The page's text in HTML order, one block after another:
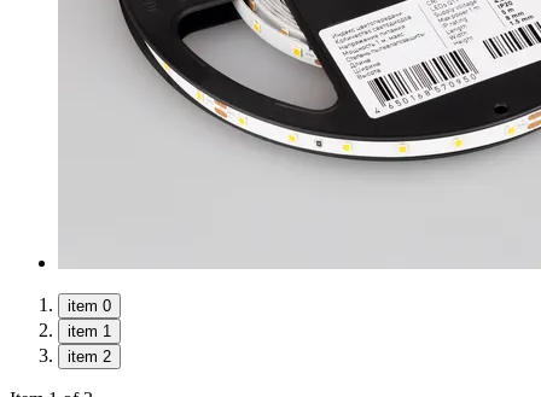
item 0
item 1
item 2